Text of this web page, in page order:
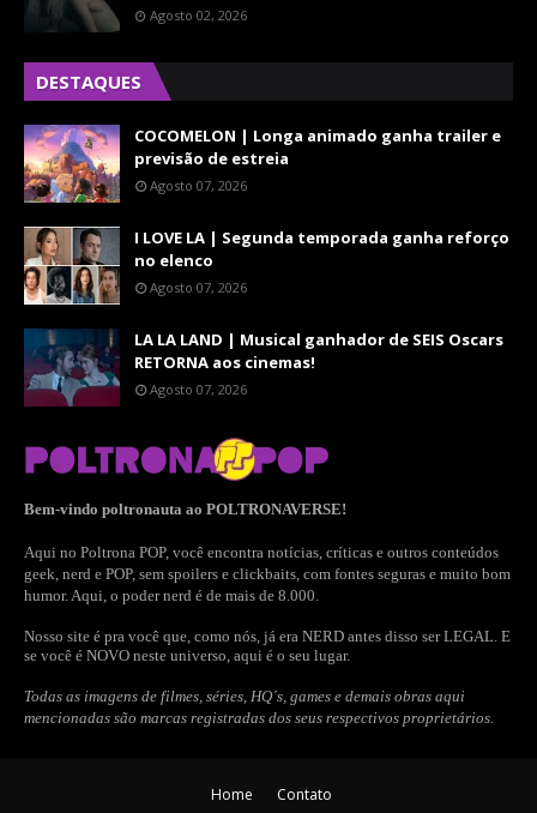
Agosto 02, 2026
DESTAQUES
COCOMELON | Longa animado ganha trailer e
previsão de estreia
Agosto 07, 2026
I LOVE LA | Segunda temporada ganha reforço
no elenco
Agosto 07, 2026
LA LA LAND | Musical ganhador de SEIS Oscars
RETORNA aos cinemas!
Agosto 07, 2026
Bem-vindo poltronauta ao POLTRONAVERSE!
Aqui no Poltrona POP, você encontra notícias, críticas e outros conteúdos
geek, nerd e POP, sem spoilers e clickbaits, com fontes seguras e muito bom
humor. Aqui, o poder nerd é de mais de 8.000.
Nosso site é pra você que, como nós, já era NERD antes disso ser LEGAL. E
se você é NOVO neste universo, aqui é o seu lugar.
Todas as imagens de filmes, séries, HQ´s, games e demais obras aqui
mencionadas são marcas registradas dos seus respectivos proprietários.
Home Contato